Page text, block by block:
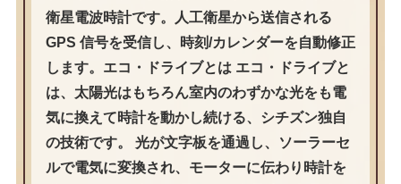
衛星電波時計です。人工衛星から送信される
GPS 信号を受信し、時刻/カレンダーを自動修正
します。エコ・ドライブとは エコ・ドライブと
は、太陽光はもちろん室内のわずかな光をも電
気に換えて時計を動かし続ける、シチズン独自
の技術です。 光が文字板を通過し、ソーラーセ
ルで電気に変換され、モーターに伝わり時計を